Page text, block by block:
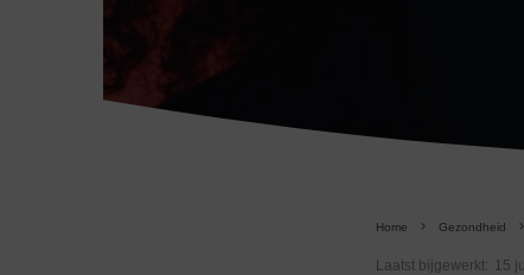
Home Gezondheid
Laatst bijgewerkt: 15